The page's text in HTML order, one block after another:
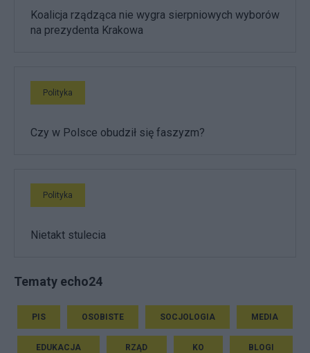
Koalicja rządząca nie wygra sierpniowych wyborów
na prezydenta Krakowa
Polityka
Czy w Polsce obudził się faszyzm?
Polityka
Nietakt stulecia
Tematy echo24
PIS OSOBISTE SOCJOLOGIA MEDIA
EDUKACJA RZĄD KO BLOGI